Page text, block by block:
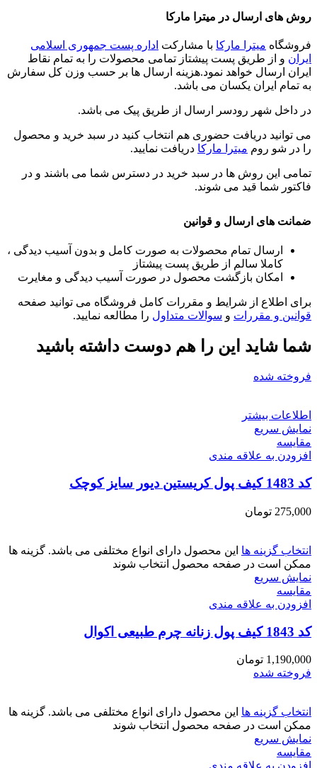
روش های ارسال در میترا مارکا
فروشگاه میترا مارکا با مشارکت اداره پست جمهوری اسلامی
ایران و از طریق پست پیشتاز تمامی محصولات را به تمام نقاط
ایران ارسال خواهد نمود.هزینه ارسال ها بر حسب وزن کل سفارش
به تمام ایران یکسان می باشد.
در داخل شهر رودسر ارسال از طریق پیک می باشد.
می توانید دریافت حضوری هم انتخاب کنید در سبد خرید و محصول
را در شو روم میترا مارکا دریافت نمایید.
تمامی این روش ها در سبد خرید در دسترس شما می باشند و در
فاکتور شما قید می شوند.
ضمانت های ارسال و قوانین
ارسال تمام محصولات به صورت کامل و بدون آسیب دیدگی ،
کاملا سالم از طریق پست پیشتاز
امکان بازگشت محصول در صورت آسیب دیدگی و مغایرت
برای اطلاع از شرایط و مقررات کامل فروشگاه می توانید صفحه
قوانین و مقررات و سوالات متداول را مطالعه نمایید.
شما شاید این را هم دوست داشته باشید
فروخته شده
اطلاعات بیشتر
نمایش سریع
مقايسه
افزودن به علاقه مندی
کد 1483 کیف پول کریستین دیور سایز کوچک
275,000 تومان
انتخاب گزینه ها این محصول دارای انواع مختلفی می باشد. گزینه ها
ممکن است در صفحه محصول انتخاب شوند
نمایش سریع
مقايسه
افزودن به علاقه مندی
کد 1843 کیف پول زنانه چرم طبیعی اکوال
1,190,000 تومان
فروخته شده
انتخاب گزینه ها این محصول دارای انواع مختلفی می باشد. گزینه ها
ممکن است در صفحه محصول انتخاب شوند
نمایش سریع
مقايسه